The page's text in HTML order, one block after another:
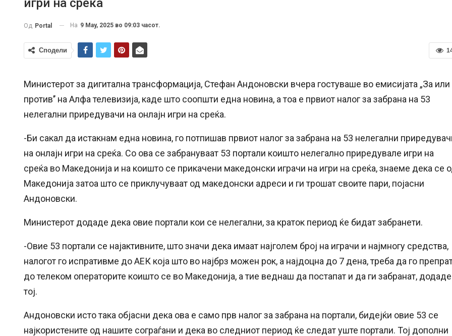
игри на среќа
Од Portal На 9 May, 2025 во 09:03 часот.
Сподели
Министерот за дигитална трансформација, Стефан Андоновски вчера гостуваше во емисијата „За или
против’’ на Алфа телевизија, каде што соопшти една новина, а тоа е првиот налог за забрана на 53
нелегални приредувачи на онлајн игри на среќа.
-Би сакал да истакнам една новина, го потпишав првиот налог за забрана на 53 нелегални
на онлајн игри на среќа. Со ова се забрануваат 53 портали коишто нелегално приредувале игри на
среќа во Македонија и на коишто се прикачени македонски играчи на игри на среќа, знаеме дека се
Македонија затоа што се приклучуваат од македонски адреси и ги трошат своите пари, појасни
Андоновски.
Министерот додаде дека овие портали кои се нелегални, за краток период ќе бидат забранети.
-Овие 53 портали се најактивните, што значи дека имаат најголем број на играчи и најмногу средства,
налогот го испративме до АЕК која што во најбрз можен рок, а најдоцна до 7 дена, треба да го
до телеком операторите коишто се во Македонија, а тие веднаш да постапат и да ги забранат, додаде
тој.
Андоновски исто така објасни дека ова е само прв налог за забрана на портали, бидејќи овие 53 се
најкористените од нашите сограѓани и дека во следниот период ќе следат уште портали. Тој дополни